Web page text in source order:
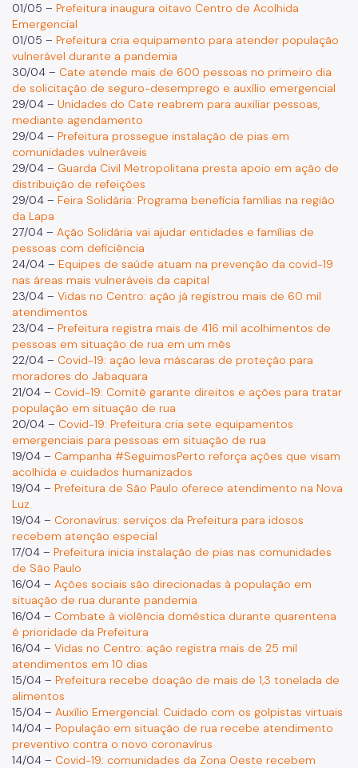
01/05 – Prefeitura inaugura oitavo Centro de Acolhida
Emergencial
01/05 – Prefeitura cria equipamento para atender população
vulnerável durante a pandemia
30/04 – Cate atende mais de 600 pessoas no primeiro dia
de solicitação de seguro-desemprego e auxílio emergencial
29/04 – Unidades do Cate reabrem para auxiliar pessoas,
mediante agendamento
29/04 – Prefeitura prossegue instalação de pias em
comunidades vulneráveis
29/04 – Guarda Civil Metropolitana presta apoio em ação de
distribuição de refeições
29/04 – Feira Solidária: Programa beneficia famílias na região
da Lapa
27/04 – Ação Solidária vai ajudar entidades e famílias de
pessoas com deficiência
24/04 – Equipes de saúde atuam na prevenção da covid-19
nas áreas mais vulneráveis da capital
23/04 – Vidas no Centro: ação já registrou mais de 60 mil
atendimentos
23/04 – Prefeitura registra mais de 416 mil acolhimentos de
pessoas em situação de rua em um mês
22/04 – Covid-19: ação leva máscaras de proteção para
moradores do Jabaquara
21/04 – Covid-19: Comitê garante direitos e ações para tratar
população em situação de rua
20/04 – Covid-19: Prefeitura cria sete equipamentos
emergenciais para pessoas em situação de rua
19/04 – Campanha #SeguimosPerto reforça ações que visam
acolhida e cuidados humanizados
19/04 – Prefeitura de São Paulo oferece atendimento na Nova
Luz
19/04 – Coronavírus: serviços da Prefeitura para idosos
recebem atenção especial
17/04 – Prefeitura inicia instalação de pias nas comunidades
de São Paulo
16/04 – Ações sociais são direcionadas à população em
situação de rua durante pandemia
16/04 – Combate à violência doméstica durante quarentena
é prioridade da Prefeitura
16/04 – Vidas no Centro: ação registra mais de 25 mil
atendimentos em 10 dias
15/04 – Prefeitura recebe doação de mais de 1,3 tonelada de
alimentos
15/04 – Auxílio Emergencial: Cuidado com os golpistas virtuais
14/04 – População em situação de rua recebe atendimento
preventivo contra o novo coronavírus
14/04 – Covid-19: comunidades da Zona Oeste recebem